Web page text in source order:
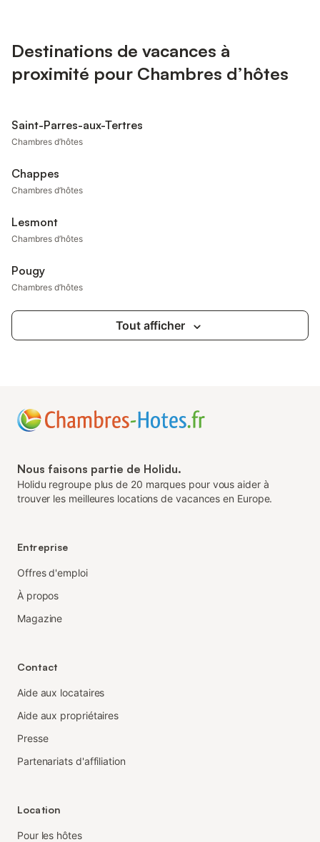
Destinations de vacances à
proximité pour Chambres d’hôtes
Saint-Parres-aux-Tertres
Chambres d’hôtes
Chappes
Chambres d’hôtes
Lesmont
Chambres d’hôtes
Pougy
Chambres d’hôtes
Tout afficher
Nous faisons partie de Holidu.
Holidu regroupe plus de 20 marques pour vous aider à
trouver les meilleures locations de vacances en Europe.
Entreprise
Offres d'emploi
À propos
Magazine
Contact
Aide aux locataires
Aide aux propriétaires
Presse
Partenariats d'affiliation
Location
Pour les hôtes